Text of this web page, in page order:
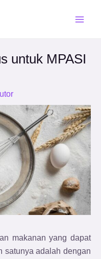
untuk MPASI
makanan yang dapat
satunya adalah dengan